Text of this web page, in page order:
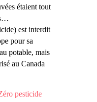
étaient tout
est interdit
pour sa
potable, mais
au Canada
pesticide